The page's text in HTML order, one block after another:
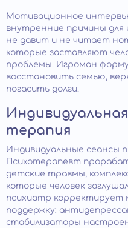
Мотивационное
внутренние причины для
не давит и не читает
которые заставляют
проблемы. Игроман
восстановить семью,
погасить долги.
терапия
Индивидуальные сеансы
Психотерапевт
детские травмы,
которые человек
психиатр корректирует
поддержку:
стабилизаторы